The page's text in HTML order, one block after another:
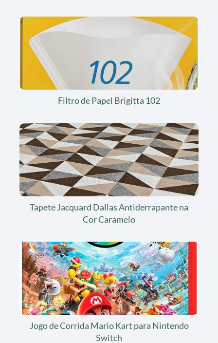
Filtro de Papel Brigitta 102
Tapete Jacquard Dallas Antiderrapante na
Cor Caramelo
Jogo de Corrida Mario Kart para Nintendo
Switch